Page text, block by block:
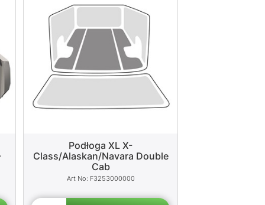
Podłoga XL X-
Class/Alaskan/Navara Double
Cab
F3253000000